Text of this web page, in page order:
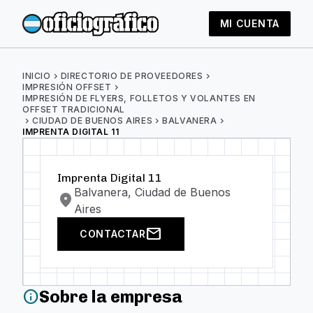
MI CUENTA
INICIO chevron_right DIRECTORIO DE PROVEEDORES chevron_right
IMPRESIÓN OFFSET chevron_right
IMPRESIÓN DE FLYERS, FOLLETOS Y VOLANTES EN
OFFSET TRADICIONAL
chevron_right CIUDAD DE BUENOS AIRES chevron_rightBALVANERA chevron_right
IMPRENTA DIGITAL 11
Imprenta Digital 11
location_on Balvanera, Ciudad de Buenos
Aires
CONTACTARmail
infoSobre la empresa